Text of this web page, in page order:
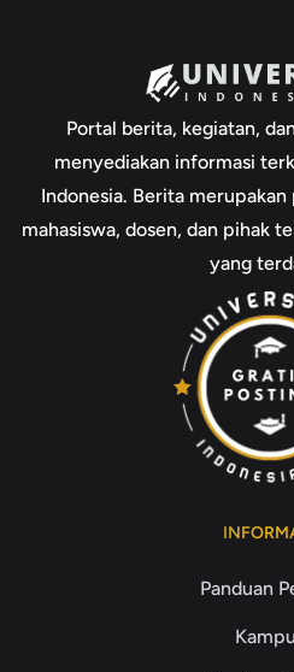
Portal berita, kegiatan,
menyediakan informasi
Indonesia. Berita
mahasiswa, dosen, dan pihak
yang
Panduan